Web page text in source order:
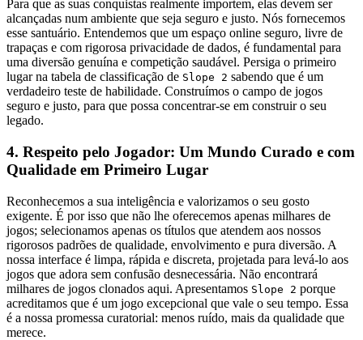
Para que as suas conquistas realmente importem, elas devem ser
alcançadas num ambiente que seja seguro e justo. Nós fornecemos
esse santuário. Entendemos que um espaço online seguro, livre de
trapaças e com rigorosa privacidade de dados, é fundamental para
uma diversão genuína e competição saudável. Persiga o primeiro
lugar na tabela de classificação de Slope 2 sabendo que é um
verdadeiro teste de habilidade. Construímos o campo de jogos
seguro e justo, para que possa concentrar-se em construir o seu
legado.
4. Respeito pelo Jogador: Um Mundo Curado e com
Qualidade em Primeiro Lugar
Reconhecemos a sua inteligência e valorizamos o seu gosto
exigente. É por isso que não lhe oferecemos apenas milhares de
jogos; selecionamos apenas os títulos que atendem aos nossos
rigorosos padrões de qualidade, envolvimento e pura diversão. A
nossa interface é limpa, rápida e discreta, projetada para levá-lo aos
jogos que adora sem confusão desnecessária. Não encontrará
milhares de jogos clonados aqui. Apresentamos Slope 2 porque
acreditamos que é um jogo excepcional que vale o seu tempo. Essa
é a nossa promessa curatorial: menos ruído, mais da qualidade que
merece.